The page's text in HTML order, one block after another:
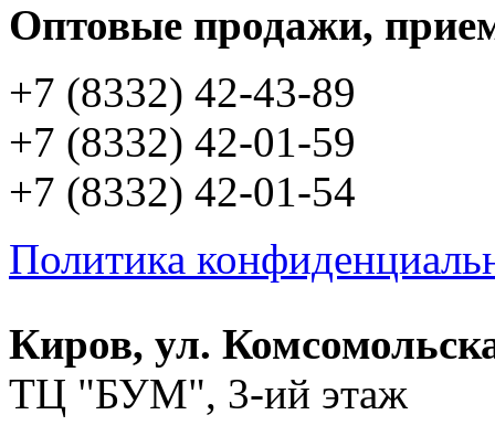
Оптовые продажи,
+7 (8332) 42-43-89
+7 (8332) 42-01-59
+7 (8332) 42-01-54
Политика
Киров, ул.
ТЦ "БУМ", 3-ий этаж